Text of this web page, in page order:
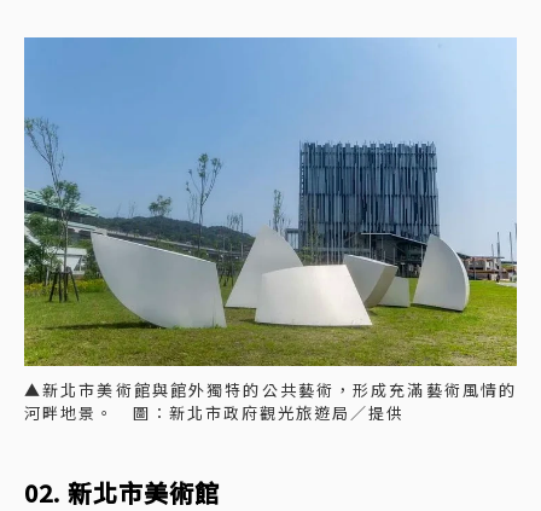
▲新北市美術館與館外獨特的公共藝術，形成充滿藝術風情的
河畔地景。 圖：新北市政府觀光旅遊局／提供
02. 新北市美術館